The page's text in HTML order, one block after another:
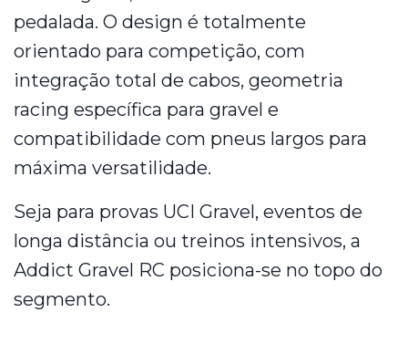
pedalada. O design é totalmente
orientado para competição, com
integração total de cabos, geometria
racing específica para gravel e
compatibilidade com pneus largos para
máxima versatilidade.
Seja para provas UCI Gravel, eventos de
longa distância ou treinos intensivos, a
Addict Gravel RC posiciona-se no topo do
segmento.